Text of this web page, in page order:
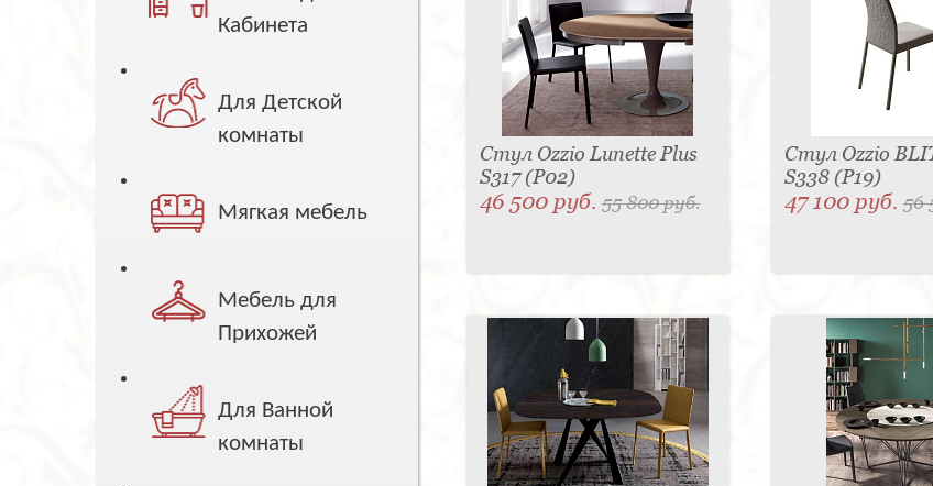
Кабинета
Для Детской
комнаты
Мягкая мебель
Мебель для
Прихожей
Для Ванной
комнаты
Стул Ozzio Lunette Plus
S317 (P02)
46 500 руб.55 800 руб.
Стул Ozzio
S338 (P19)
47 100 руб. 56